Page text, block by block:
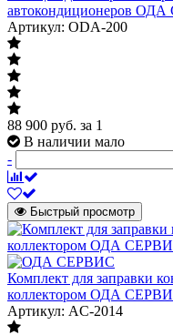
автокондиционеров
Артикул: ODA-200
88 900 руб. за 1
В наличии мало
-
Быстрый просмотр
Комплект для заправки
коллектором ОДА
Артикул: AC-2014